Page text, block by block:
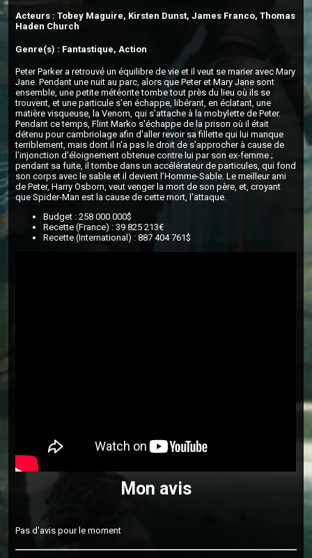
Acteurs : Tobey Maguire, Kirsten Dunst, James Franco, Thomas
Haden Church
Genre(s) : Fantastique, Action
Peter Parker a retrouvé un équilibre de vie et il veut se marier avec Mary
Jane. Pendant une nuit au parc, alors que Peter et Mary Jane sont
ensemble, une petite météorite tombe tout près du lieu où ils se
trouvent, et une particule s'en échappe, libérant, en éclatant, une
matière visqueuse, la Venom, qui s'attache à la mobylette de Peter.
Pendant ce temps, Flint Marko s'échappe de la prison où il était
détenu pour cambriolage afin d'aller revoir sa fillette qui lui manque
terriblement, mais dont il n'a pas le droit de s'approcher à cause de
l'injonction d'éloignement obtenue contre lui par son ex-femme ;
pendant sa fuite, il tombe dans un accélérateur de particules, qui fond
son corps avec le sable et il devient l’Homme-Sable. Le meilleur ami
de Peter, Harry Osborn, veut venger la mort de son père, et, croyant
que Spider-Man est la cause de cette mort, l'attaque.
Budget : 258 000 000$
Recette (France) : 39 825 213€
Recette (International) : 887 404 761$
Mon avis
Pas d'avis pour le moment